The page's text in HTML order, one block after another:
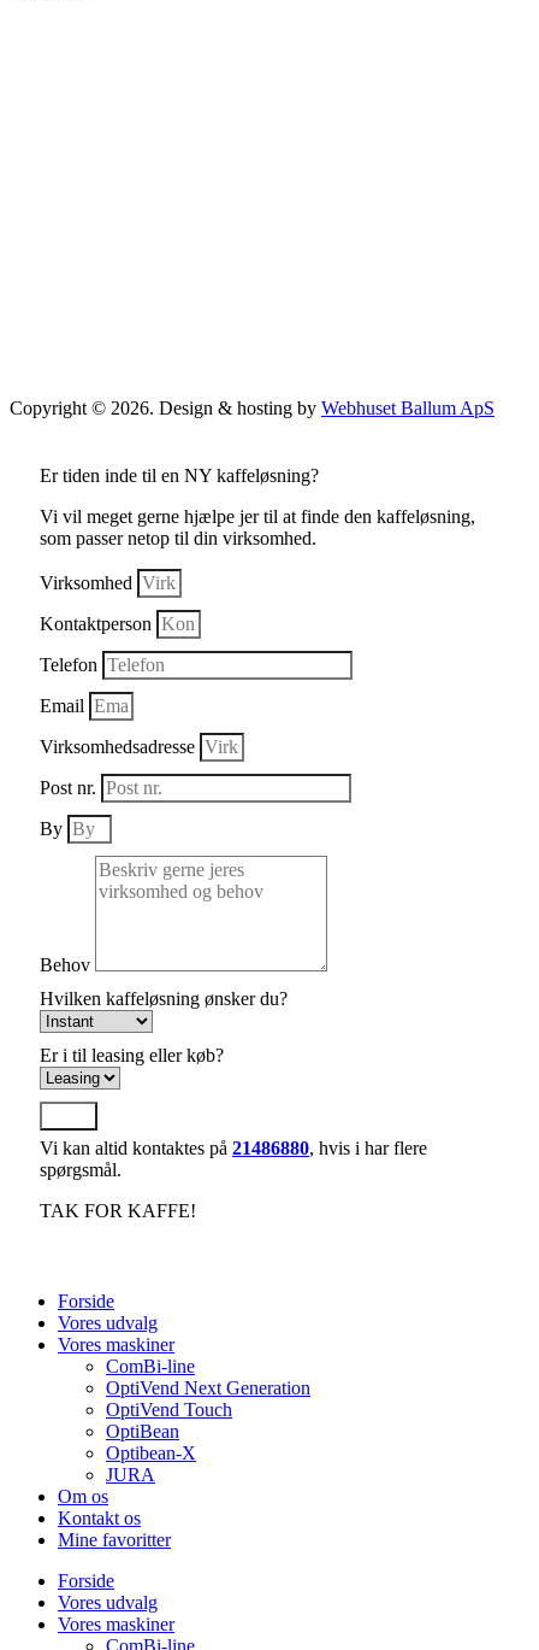
Copyright © 2026. Design & hosting by Webhuset Ballum ApS
Er tiden inde til en NY kaffeløsning?
Vi vil meget gerne hjælpe jer til at finde den kaffeløsning,
som passer netop til din virksomhed.
Virksomhed
Kontaktperson
Telefon
Email
Virksomhedsadresse
Post nr.
By
Behov
Hvilken kaffeløsning ønsker du?
Er i til leasing eller køb?
Vi kan altid kontaktes på 21486880, hvis i har flere
spørgsmål.
TAK FOR KAFFE!
Forside
Vores udvalg
Vores maskiner
ComBi-line
OptiVend Next Generation
OptiVend Touch
OptiBean
Optibean-X
JURA
Om os
Kontakt os
Mine favoritter
Forside
Vores udvalg
Vores maskiner